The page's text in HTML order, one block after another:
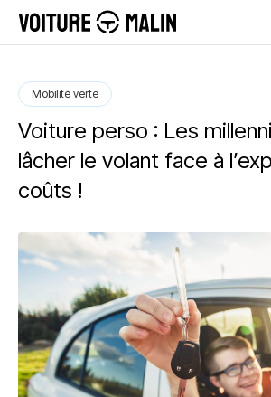
Mobilité verte
Voiture perso : Les
lâcher le volant face à
coûts !